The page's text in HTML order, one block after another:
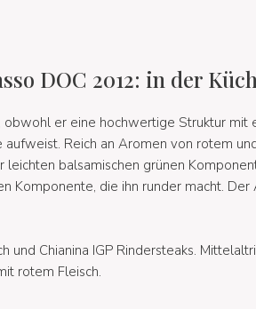
DOC 2012: in der
er eine hochwertige Struktur mit
Reich an Aromen von rotem
balsamischen grünen
Komponente, die ihn runder macht.
und Chianina IGP Rindersteaks.
rotem Fleisch.